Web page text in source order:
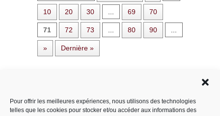
Pour offrir les meilleures expériences, nous utilisons des technologies
telles que les cookies pour stocker et/ou accéder aux informations des
10 20 30 69 70
71 72 73 80 90
» Dernière »